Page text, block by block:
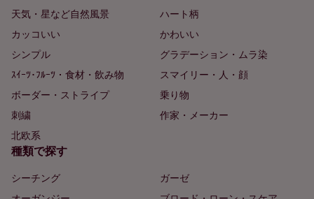
天気・星など自然風景
ハート柄
カッコいい
かわいい
シンプル
グラデーション・ムラ染
ｽｲｰﾂ･ﾌﾙｰﾂ・食材・飲み物
スマイリー・人・顔
ボーダー・ストライプ
乗り物
刺繍
作家・メーカー
北欧系
種類で探す
シーチング
ガーゼ